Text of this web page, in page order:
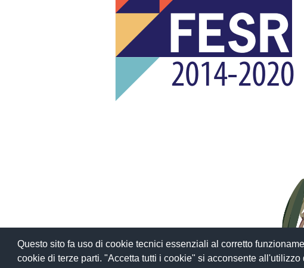
Questo sito fa uso di cookie tecnici essenziali al corretto
cookie di terze parti. "Accetta tutti i cookie" si acconsente